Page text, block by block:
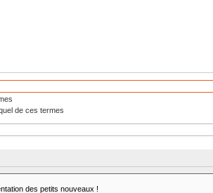
de ces termes